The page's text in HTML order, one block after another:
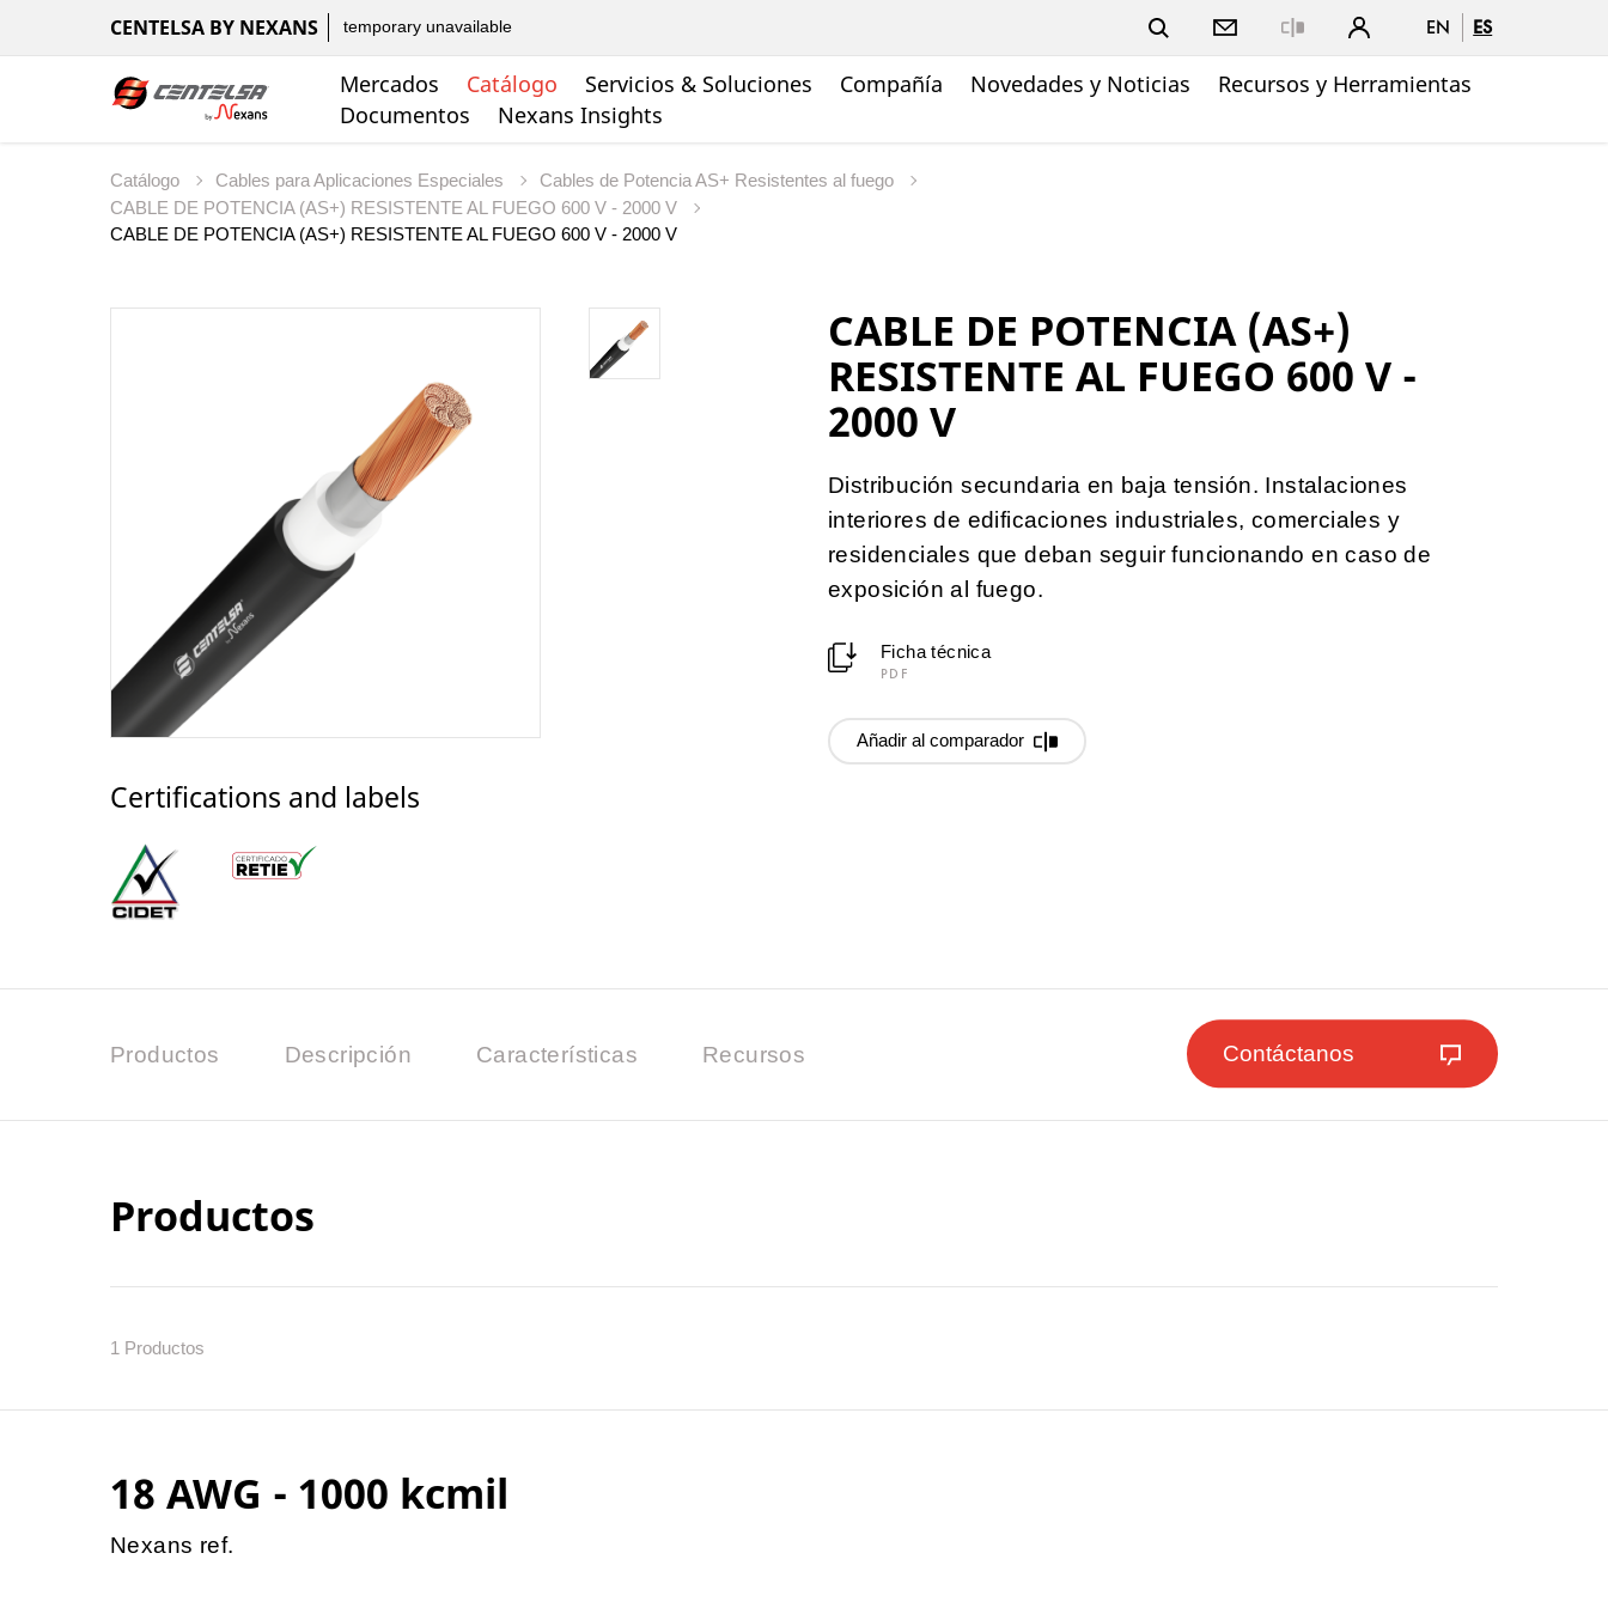
CENTELSA BY NEXANS temporary unavailable EN ES
Mercados Catálogo Servicios & Soluciones Compañía Novedades y Noticias
Recursos y Herramientas
Documentos
Nexans Insights
Catálogo Cables para Aplicaciones Especiales
Cables de Potencia AS+ Resistentes al fuego
CABLE DE POTENCIA (AS+) RESISTENTE AL FUEGO 600 V - 2000 V
CABLE DE POTENCIA (AS+) RESISTENTE AL FUEGO 600 V - 2000 V
Certifications and labels
CABLE DE POTENCIA (AS+)
RESISTENTE AL FUEGO 600 V -
2000 V
Distribución secundaria en baja tensión. Instalaciones
interiores de edificaciones industriales, comerciales y
residenciales que deban seguir funcionando en caso de
exposición al fuego.
Ficha técnica
PDF
Añadir al comparador
Productos Descripción Características Recursos Contáctanos
Productos
1 Productos
18 AWG - 1000 kcmil
Nexans ref.